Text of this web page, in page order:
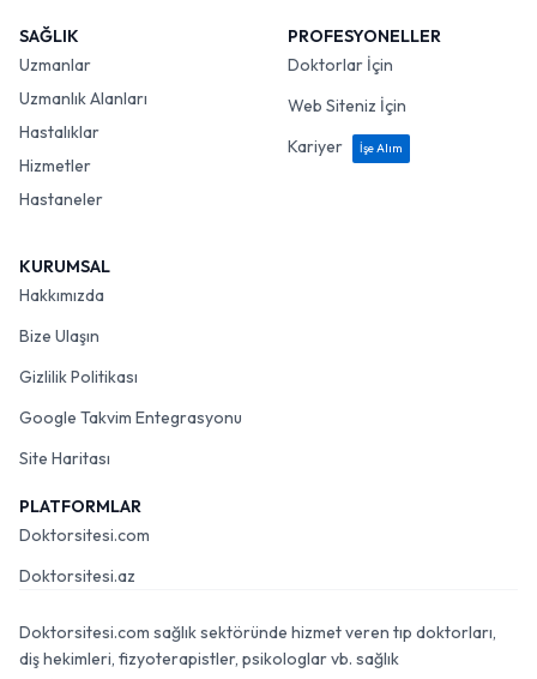
SAĞLIK
Uzmanlar
Uzmanlık Alanları
Hastalıklar
Hizmetler
Hastaneler
PROFESYONELLER
Doktorlar İçin
Web Siteniz İçin
Kariyer
İşe Alım
KURUMSAL
Hakkımızda
Bize Ulaşın
Gizlilik Politikası
Google Takvim Entegrasyonu
Site Haritası
PLATFORMLAR
Doktorsitesi.com
Doktorsitesi.az
Doktorsitesi.com sağlık sektöründe hizmet veren tıp doktorları,
diş hekimleri, fizyoterapistler, psikologlar vb. sağlık